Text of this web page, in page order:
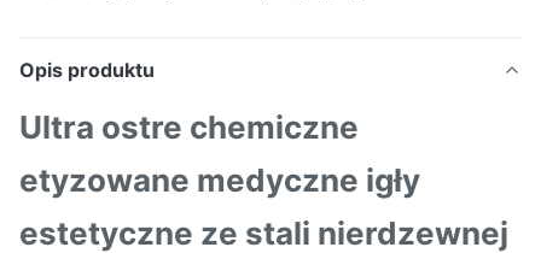
Opis produktu
Ultra ostre chemiczne
etyzowane medyczne igły
estetyczne ze stali nierdzewnej